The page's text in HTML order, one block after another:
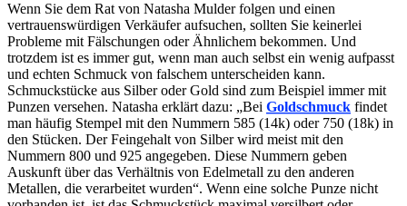
Wenn Sie dem Rat von Natasha Mulder folgen und einen
vertrauenswürdigen Verkäufer aufsuchen, sollten Sie keinerlei
Probleme mit Fälschungen oder Ähnlichem bekommen. Und
trotzdem ist es immer gut, wenn man auch selbst ein wenig aufpasst
und echten Schmuck von falschem unterscheiden kann.
Schmuckstücke aus Silber oder Gold sind zum Beispiel immer mit
Punzen versehen. Natasha erklärt dazu: „Bei Goldschmuck findet
man häufig Stempel mit den Nummern 585 (14k) oder 750 (18k) in
den Stücken. Der Feingehalt von Silber wird meist mit den
Nummern 800 und 925 angegeben. Diese Nummern geben
Auskunft über das Verhältnis von Edelmetall zu den anderen
Metallen, die verarbeitet wurden“. Wenn eine solche Punze nicht